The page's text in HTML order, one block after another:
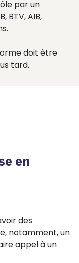
par un
BTV, AIB,
doit être
tard.
en
des
notamment, un
appel à un